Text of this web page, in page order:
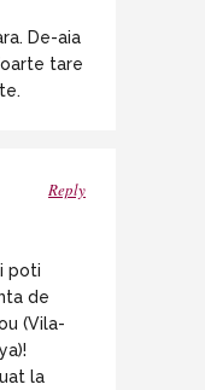
De-aia
tare
Reply
poti
de
(Vila-
la